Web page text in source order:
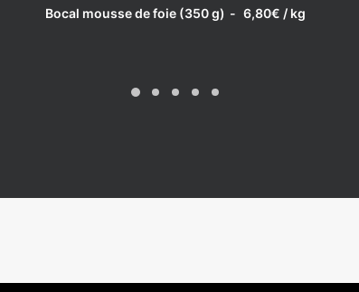
LIRE LA SUITE
Bocal mousse de foie (350 g) 6,80€ / kg